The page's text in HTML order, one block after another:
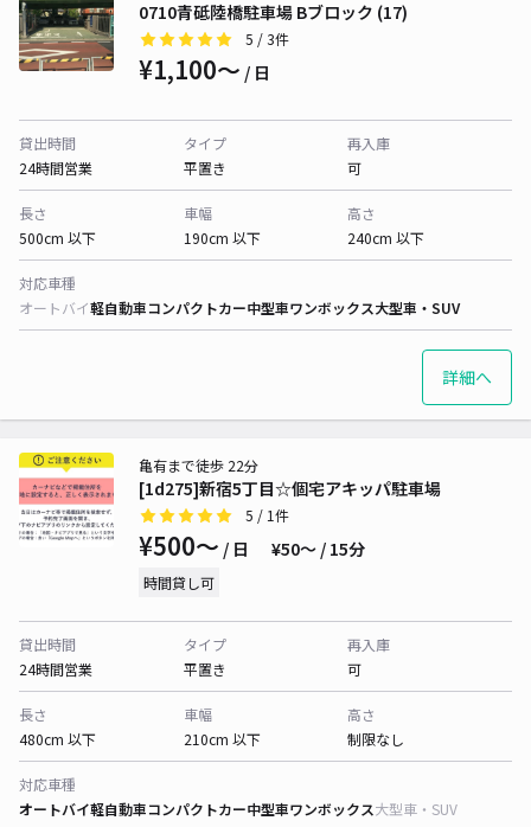
0710青砥陸橋駐車場 Bブロック (17)
5 / 3件
¥1,100〜 / 日
貸出時間
24時間営業
タイプ
平置き
再入庫
可
長さ
500cm 以下
車幅
190cm 以下
高さ
240cm 以下
対応車種
オートバイ軽自動車コンパクトカー中型車ワンボックス大型車・SUV
詳細へ
[1d275]新宿5丁目☆個宅アキッパ駐車場
亀有まで徒歩 22分
5 / 1件
¥500〜 / 日 ¥50〜 / 15分
時間貸し可
貸出時間
24時間営業
タイプ
平置き
再入庫
可
長さ
480cm 以下
車幅
210cm 以下
高さ
制限なし
対応車種
オートバイ軽自動車コンパクトカー中型車ワンボックス大型車・SUV